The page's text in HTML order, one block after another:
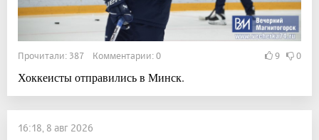
Прочитали: 387 Комментарии: 0 9 0
Хоккеисты отправились в Минск.
16:18, 8 авг 2026